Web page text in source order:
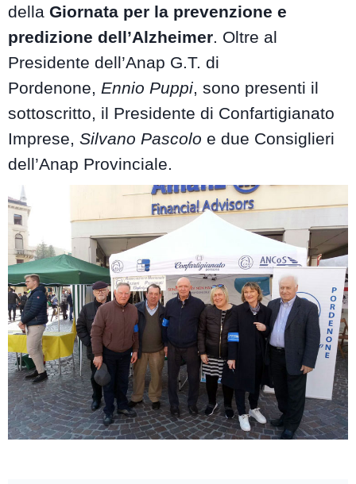
della Giornata per la prevenzione e
predizione dell’Alzheimer. Oltre al
Presidente dell’Anap G.T. di
Pordenone, Ennio Puppi, sono presenti il
sottoscritto, il Presidente di Confartigianato
Imprese, Silvano Pascolo e due Consiglieri
dell’Anap Provinciale.